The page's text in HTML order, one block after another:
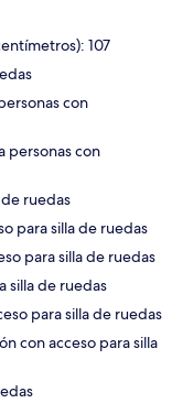
107
con
personas con
ruedas
para silla de ruedas
para silla de ruedas
silla de ruedas
para silla de ruedas
con acceso para silla